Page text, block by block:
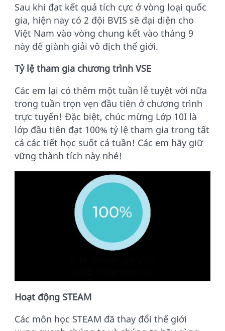
Sau khi đạt kết quả tích cực ở vòng loại quốc
gia, hiện nay có 2 đội BVIS sẽ đại diện cho
Việt Nam vào vòng chung kết vào tháng 9
này để giành giải vô địch thế giới.
Tỷ lệ tham gia chương trình VSE
Các em lại có thêm một tuần lễ tuyệt vời nữa
trong tuần trọn vẹn đầu tiên ở chương trình
trực tuyến! Đặc biệt, chúc mừng Lớp 10I là
lớp đầu tiên đạt 100% tỷ lệ tham gia trong tất
cả các tiết học suốt cả tuần! Các em hãy giữ
vững thành tích này nhé!
Hoạt động STEAM
Các môn học STEAM đã thay đổi thế giới